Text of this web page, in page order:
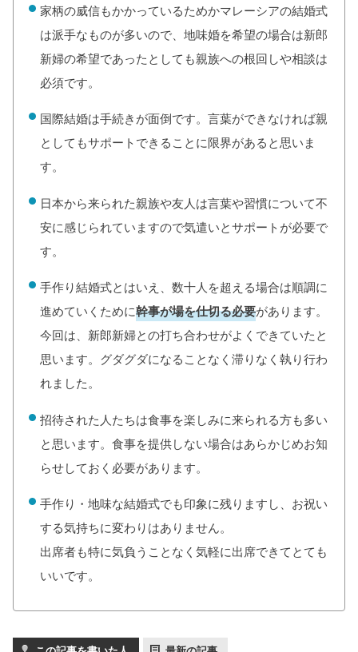
家柄の威信もかかっているためかマレーシアの結婚式
は派手なものが多いので、地味婚を希望の場合は新郎
新婦の希望であったとしても親族への根回しや相談は
必須です。
国際結婚は手続きが面倒です。言葉ができなければ親
としてもサポートできることに限界があると思いま
す。
日本から来られた親族や友人は言葉や習慣について不
安に感じられていますので気遣いとサポートが必要で
す。
手作り結婚式とはいえ、数十人を超える場合は順調に
進めていくために幹事が場を仕切る必要があります。
今回は、新郎新婦との打ち合わせがよくできていたと
思います。グダグダになることなく滞りなく執り行わ
れました。
招待された人たちは食事を楽しみに来られる方も多い
と思います。食事を提供しない場合はあらかじめお知
らせしておく必要があります。
手作り・地味な結婚式でも印象に残りますし、お祝い
する気持ちに変わりはありません。
出席者も特に気負うことなく気軽に出席できてとても
いいです。